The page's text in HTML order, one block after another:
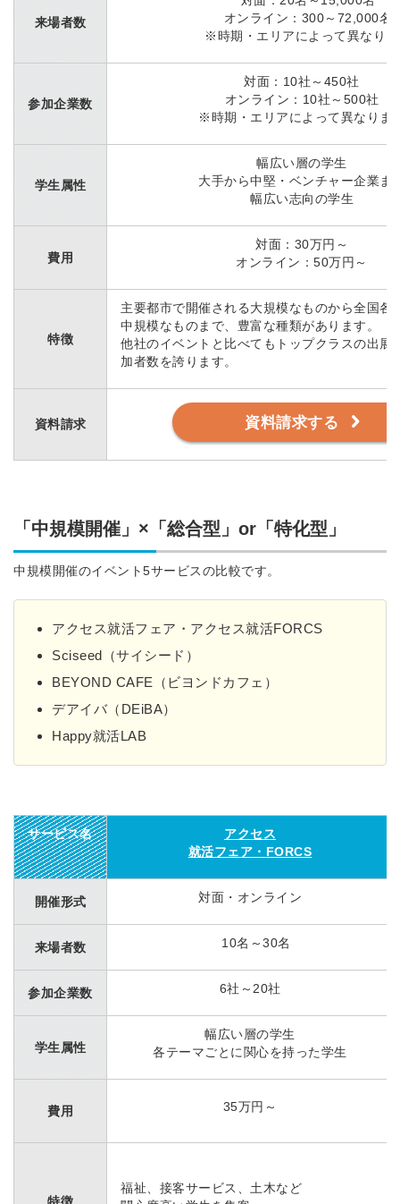
来場者数
オンライン：300～72,000名
※時期・エリアによって異なり
参加企業数
対面：10社～450社
オンライン：10社～500社
※時期・エリアによって異なりま
学生属性
幅広い層の学生
大手から中堅・ベンチャー企業ま
幅広い志向の学生
費用
対面：30万円～
オンライン：50万円～
特徴
主要都市で開催される大規模なものから全国各
中規模なものまで、 豊富な種類があります。
他社のイベントと比べても トップクラスの出展
加者数を誇ります。
資料請求 資料請求する
「中規模開催」×「総合型」or「特化型」
中規模開催のイベント5サービスの比較です。
アクセス就活フェア・アクセス就活FORCS
Sciseed（サイシード）
BEYOND CAFE（ビヨンドカフェ）
デアイバ（DEiBA）
Happy就活LAB
サービス名
アクセス
就活フェア・ FORCS
開催形式 対面・オンライン
来場者数 10名～30名
参加企業数 6社～20社
学生属性
幅広い層の学生
各テーマごとに関心を持った学生
費用 35万円～
福祉、接客サービス、土木など